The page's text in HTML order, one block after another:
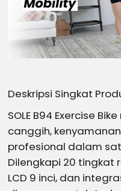
Deskripsi Singkat
SOLE B94 Exercise
canggih,
profesional dalam
Dilengkapi 20 tingkat
LCD 9 inci, dan